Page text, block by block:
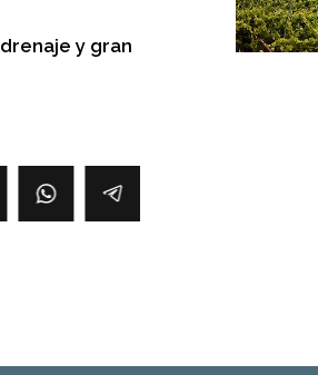
y gran